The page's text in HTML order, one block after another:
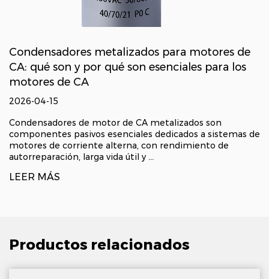
Condensadores metalizados para motores de
CA: qué son y por qué son esenciales para los
motores de CA
2026-04-15
Condensadores de motor de CA metalizados son
componentes pasivos esenciales dedicados a sistemas de
motores de corriente alterna, con rendimiento de
autorreparación, larga vida útil y ...
LEER MÁS
Productos relacionados